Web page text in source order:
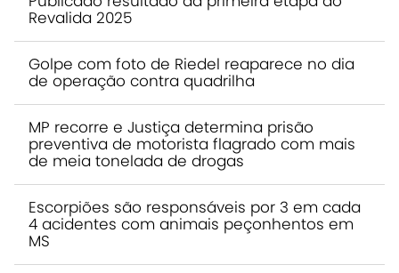
Revalida 2025
Golpe com foto de Riedel reaparece no dia
de operação contra quadrilha
MP recorre e Justiça determina prisão
preventiva de motorista flagrado com mais
de meia tonelada de drogas
Escorpiões são responsáveis por 3 em cada
4 acidentes com animais peçonhentos em
MS